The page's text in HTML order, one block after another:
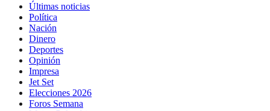
Últimas noticias
Política
Nación
Dinero
Deportes
Opinión
Impresa
Jet Set
Elecciones 2026
Foros Semana